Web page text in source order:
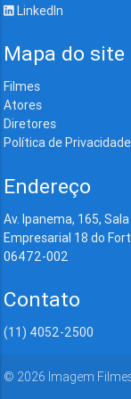
LinkedIn
Mapa do site
Filmes
Atores
Diretores
Política de Privacidade
Endereço
Av. Ipanema, 165,
Empresarial 18 do
06472-002
Contato
(11) 4052-2500
© 2026 Imagem